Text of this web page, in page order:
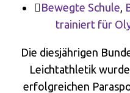
Bewegte Schule
trainiert für
Die diesjährigen
Leichtathletik
erfolgreichen